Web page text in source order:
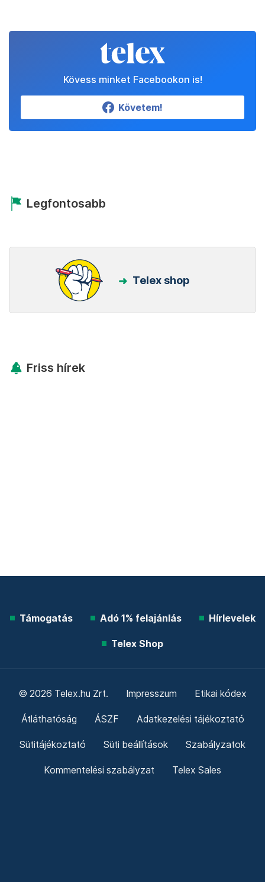
Kövess minket Facebookon is!
Követem!
Legfontosabb
Telex shop
Friss hírek
Támogatás Adó 1% felajánlás Hírlevelek
Telex Shop
© 2026 Telex.hu Zrt. Impresszum Etikai kódex
Átláthatóság ÁSZF Adatkezelési tájékoztató
Sütitájékoztató Süti beállítások Szabályzatok
Kommentelési szabályzat Telex Sales